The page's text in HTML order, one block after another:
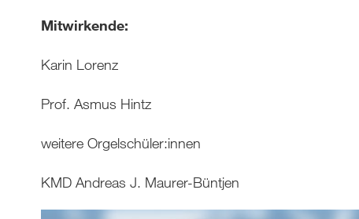
Mitwirkende:
Karin Lorenz
Prof. Asmus Hintz
weitere Orgelschüler:innen
KMD Andreas J. Maurer-Büntjen